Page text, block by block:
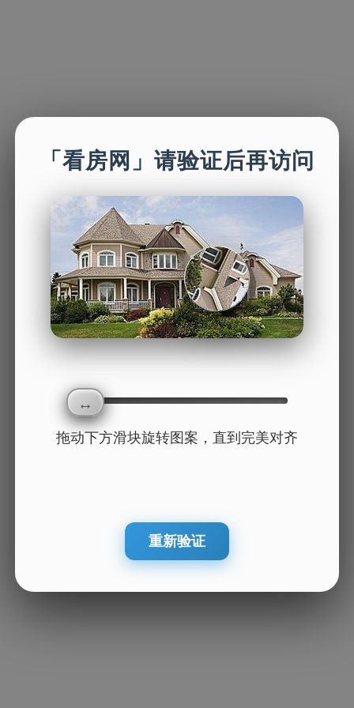
「看房网」请验证后再访问
拖动下方滑块旋转图案，直到完美对齐
重新验证